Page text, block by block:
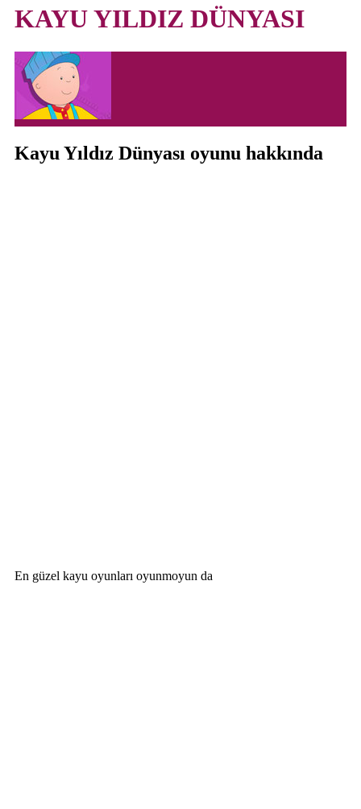
KAYU YILDIZ DÜNYASI
Kayu Yıldız Dünyası oyunu hakkında
En güzel kayu oyunları oyunmoyun da